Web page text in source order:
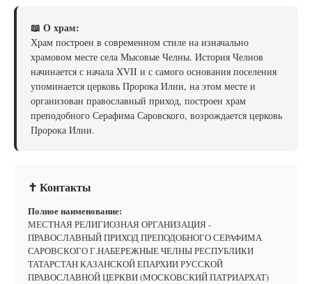
📖 О храм:
Храм построен в современном стиле на изначально
храмовом месте села Мысовые Челны. История Челнов
начинается с начала XVII и с самого основания поселения
упоминается церковь Пророка Илии, на этом месте и
организован православный приход, построен храм
преподобного Серафима Саровского, возрождается церковь
Пророка Илии.
✝ Контакты
Полное наименование:
МЕСТНАЯ РЕЛИГИОЗНАЯ ОРГАНИЗАЦИЯ -
ПРАВОСЛАВНЫЙ ПРИХОД ПРЕПОДОБНОГО СЕРАФИМА
САРОВСКОГО Г.НАБЕРЕЖНЫЕ ЧЕЛНЫ РЕСПУБЛИКИ
ТАТАРСТАН КАЗАНСКОЙ ЕПАРХИИ РУССКОЙ
ПРАВОСЛАВНОЙ ЦЕРКВИ (МОСКОВСКИЙ ПАТРИАРХАТ)